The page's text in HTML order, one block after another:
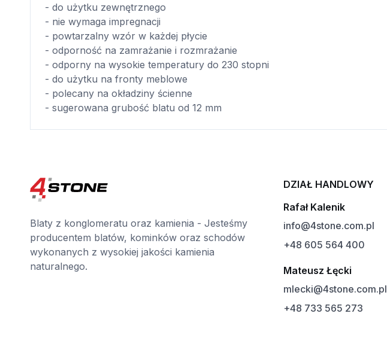
- do użytku zewnętrznego
- nie wymaga impregnacji
- powtarzalny wzór w każdej płycie
- odporność na zamrażanie i rozmrażanie
- odporny na wysokie temperatury do 230 stopni
- do użytku na fronty meblowe
- polecany na okładziny ścienne
- sugerowana grubość blatu od 12 mm
Blaty z konglomeratu oraz kamienia - Jesteśmy
producentem blatów, kominków oraz schodów
wykonanych z wysokiej jakości kamienia
naturalnego.
DZIAŁ HANDLOWY
Rafał Kalenik
info@4stone.com.pl
+48 605 564 400
Mateusz Łęcki
mlecki@4stone.com.pl
+48 733 565 273